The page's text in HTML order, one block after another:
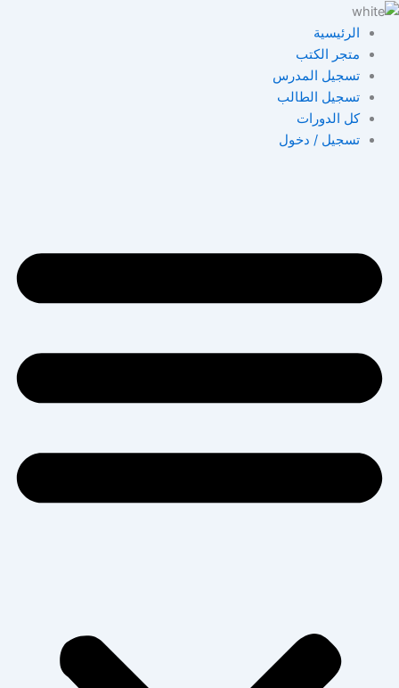
تخطي
المحتوى
الرئيسية
متجر الكتب
تسجيل المدرس
تسجيل الطالب
كل الدورات
تسجيل / دخول